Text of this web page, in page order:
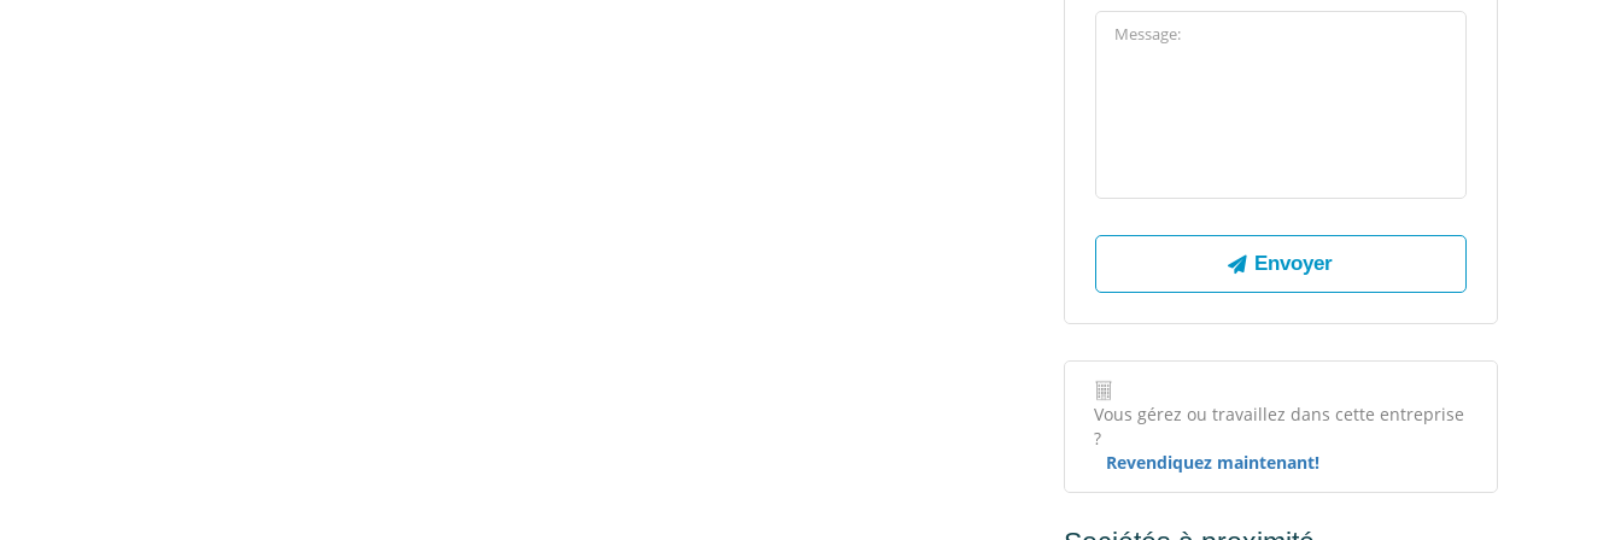
Vous gérez ou travaillez dans cette entreprise
?
Revendiquez maintenant!